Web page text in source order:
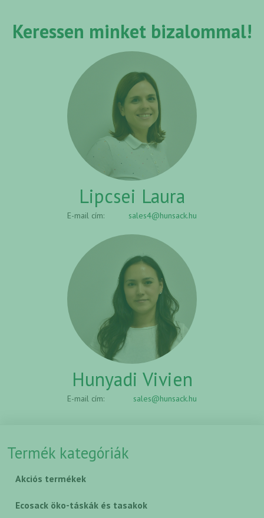
Keressen minket bizalommal!
Lipcsei Laura
E-mail cím: sales4@hunsack.hu
Hunyadi Vivien
E-mail cím: sales@hunsack.hu
Termék kategóriák
Akciós termékek
Ecosack öko-táskák és tasakok